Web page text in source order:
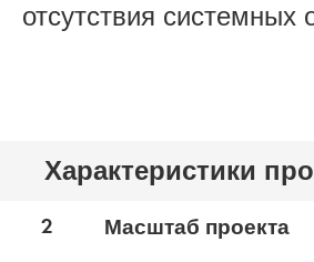
отсутствия системных
Характеристики
2 Масштаб проекта